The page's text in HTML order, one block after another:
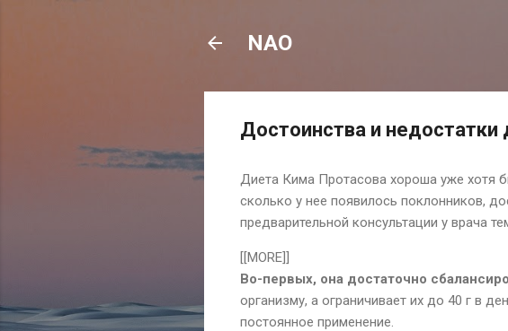
NAO
Достоинства и
Диета Кима Протасова хороша уже хотя
сколько у нее появилось поклонников,
предварительной консультации у врача
[[MORE]]
Во-первых, она достаточно
организму, а ограничивает их до 40 г в
постоянное применение.